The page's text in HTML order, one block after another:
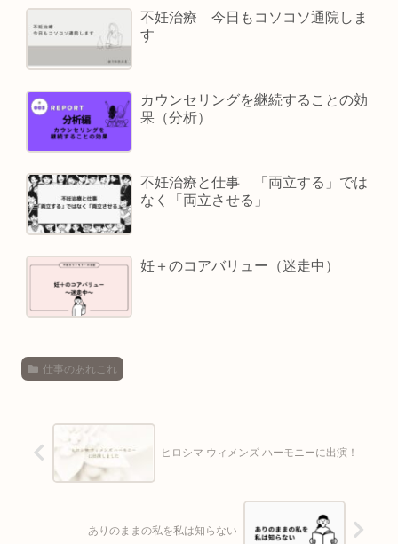
不妊治療 今日もコソコソ通院しま
す
カウンセリングを継続することの効
果（分析）
不妊治療と仕事 「両立する」では
なく「両立させる」
妊＋のコアバリュー（迷走中）
仕事のあれこれ
ヒロシマ ウィメンズ ハーモニーに出演！
ありのままの私を私は知らない